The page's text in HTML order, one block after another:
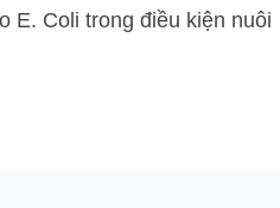
E. Coli trong điều kiện nuôi